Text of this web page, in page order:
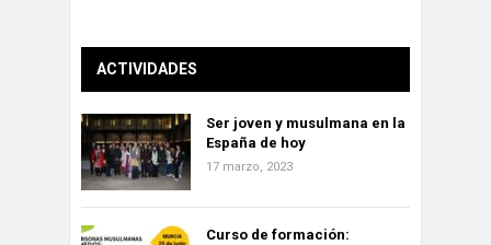
ACTIVIDADES
Ser joven y musulmana en la
España de hoy
17 marzo, 2023
Curso de formación: